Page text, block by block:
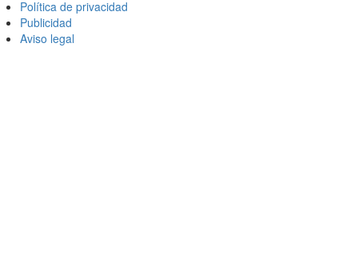
Política de privacidad
Publicidad
Aviso legal